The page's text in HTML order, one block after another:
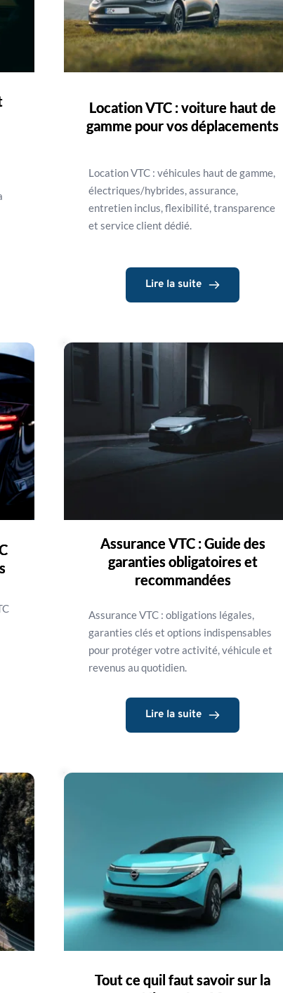
Location VTC : voiture haut de
gamme pour vos déplacements
Location VTC : véhicules haut de gamme,
électriques/hybrides, assurance,
entretien inclus, flexibilité, transparence
et service client dédié.
Lire la suite
Assurance VTC : Guide des
garanties obligatoires et
recommandées
Assurance VTC : obligations légales,
garanties clés et options indispensables
pour protéger votre activité, véhicule et
revenus au quotidien.
Lire la suite
Tout ce quil faut savoir sur la